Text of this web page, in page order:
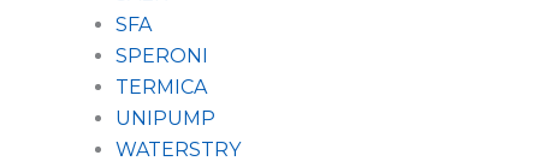
SFA
SPERONI
TERMICA
UNIPUMP
WATERSTRY